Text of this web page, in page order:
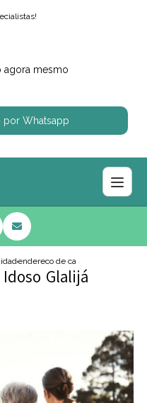
agora mesmo
por Whatsapp
para idoso
endereco de casa para idoso
Glalijá